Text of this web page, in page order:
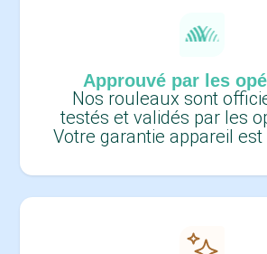
Approuvé par les
Nos rouleaux sont
testés et validés par les
Votre garantie appareil est